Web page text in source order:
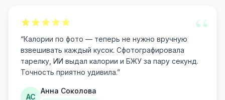
“
“Калории по фото — теперь не нужно вручную
взвешивать каждый кусок. Сфотографировала
тарелку, ИИ выдал калории и БЖУ за пару секунд.
Точность приятно удивила.”
АС
Анна Соколова